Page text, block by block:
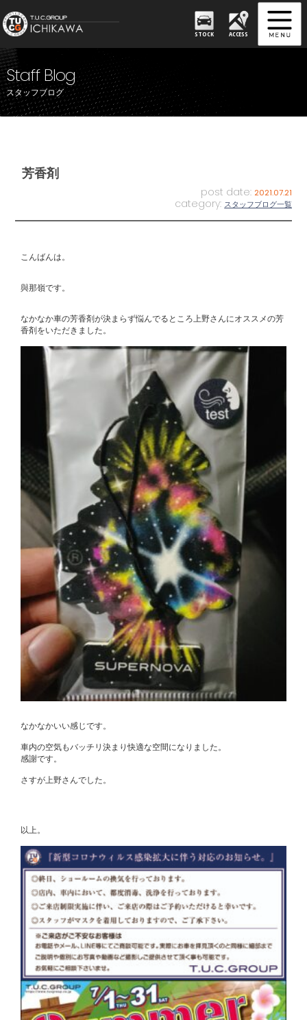
STOCK ACCESS
Staff Blog
スタッフブログ
芳香剤
post date: 2021.07.21
category: スタッフブログ一覧
こんばんは。
與那嶺です。
なかなか車の芳香剤が決まらず悩んでるところ上野さんにオススメの芳
香剤をいただきました。
なかなかいい感じです。
車内の空気もバッチリ決まり快適な空間になりました。
感謝です。
さすが上野さんでした。
以上。